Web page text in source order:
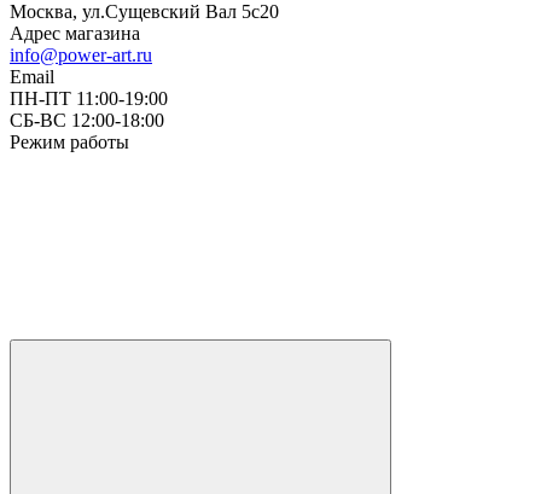
Москва, ул.Сущевский Вал 5с20
Адрес магазина
info@power-art.ru
Email
ПН-ПТ 11:00-19:00
СБ-ВС 12:00-18:00
Режим работы